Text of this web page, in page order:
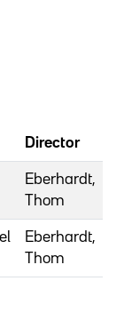
Director
Eberhardt,
Thom
Eberhardt,
Thom